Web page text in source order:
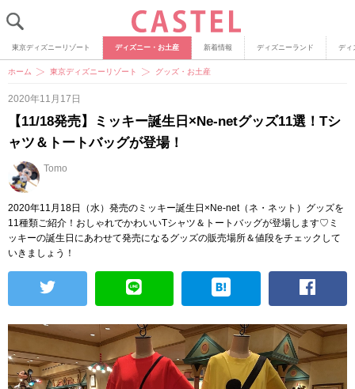
東京ディズニーリゾート ディズニー・お土産 新着情報 ディズニーランド ディ
ホーム 東京ディズニーリゾート グッズ・お土産
2020年11月17日
【11/18発売】ミッキー誕生日×Ne-netグッズ11選！Tシ
ャツ＆トートバッグが登場！
Tomo
2020年11月18日（水）発売のミッキー誕生日×Ne-net（ネ・ネット）グッズを
11種類ご紹介！おしゃれでかわいいTシャツ＆トートバッグが登場します♡ミ
ッキーの誕生日にあわせて発売になるグッズの販売場所＆値段をチェックして
いきましょう！